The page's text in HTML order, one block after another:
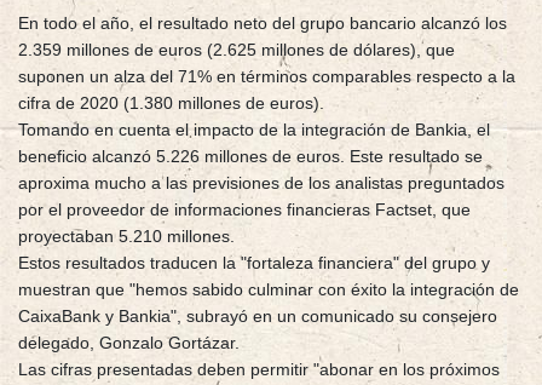
En todo el año, el resultado neto del grupo bancario alcanzó los
2.359 millones de euros (2.625 millones de dólares), que
suponen un alza del 71% en términos comparables respecto a la
cifra de 2020 (1.380 millones de euros).
Tomando en cuenta el impacto de la integración de Bankia, el
beneficio alcanzó 5.226 millones de euros. Este resultado se
aproxima mucho a las previsiones de los analistas preguntados
por el proveedor de informaciones financieras Factset, que
proyectaban 5.210 millones.
Estos resultados traducen la "fortaleza financiera" del grupo y
muestran que "hemos sabido culminar con éxito la integración de
CaixaBank y Bankia", subrayó en un comunicado su consejero
delegado, Gonzalo Gortázar.
Las cifras presentadas deben permitir "abonar en los próximos